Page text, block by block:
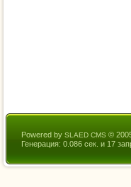
Powered by SLAED CMS ©
Генерация: 0.086 сек. и 17